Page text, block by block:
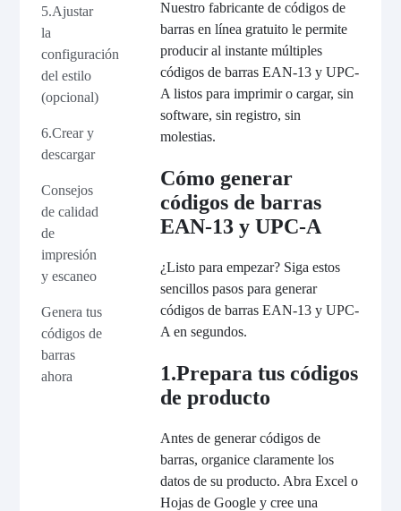
5.Ajustar
la
configuración
del estilo
(opcional)
6.Crear y
descargar
Consejos
de calidad
de
impresión
y escaneo
Genera tus
códigos de
barras
ahora
Nuestro fabricante de códigos de
barras en línea gratuito le permite
producir al instante múltiples
códigos de barras EAN-13 y UPC-
A listos para imprimir o cargar, sin
software, sin registro, sin
molestias.
Cómo generar
códigos de barras
EAN-13 y UPC-A
¿Listo para empezar? Siga estos
sencillos pasos para generar
códigos de barras EAN-13 y UPC-
A en segundos.
1.Prepara tus códigos
de producto
Antes de generar códigos de
barras, organice claramente los
datos de su producto. Abra Excel o
Hojas de Google y cree una